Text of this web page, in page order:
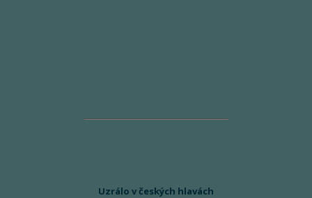
Uzrálo v českých hlavách